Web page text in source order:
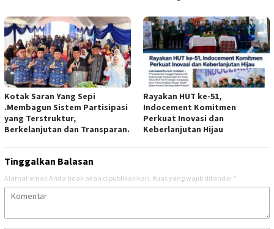
Kotak Saran Yang Sepi
.Membagun Sistem Partisipasi
yang Terstruktur,
Berkelanjutan dan Transparan.
Rayakan HUT ke-51,
Indocement Komitmen
Perkuat Inovasi dan
Keberlanjutan Hijau
Tinggalkan Balasan
Alamat email Anda tidak akan dipublikasikan. Ruas yang wajib ditandai *